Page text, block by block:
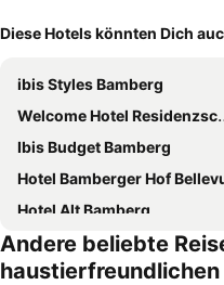
Diese Hotels könnten Dich
ibis Styles Bamberg
Welcome Hotel Residenzschloss Bamberg
Ibis Budget Bamberg
Hotel Bamberger Hof
Hotel Alt Bamberg
Hotel National
Hotel Rosenhof
Andere beliebte